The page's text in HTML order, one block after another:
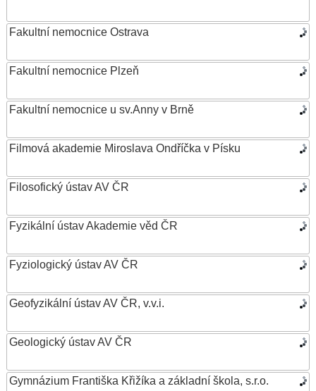
Fakultní nemocnice Ostrava
Fakultní nemocnice Plzeň
Fakultní nemocnice u sv.Anny v Brně
Filmová akademie Miroslava Ondříčka v Písku
Filosofický ústav AV ČR
Fyzikální ústav Akademie věd ČR
Fyziologický ústav AV ČR
Geofyzikální ústav AV ČR, v.v.i.
Geologický ústav AV ČR
Gymnázium Františka Křižíka a základní škola, s.r.o.